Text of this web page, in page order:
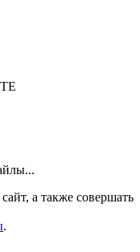
а также совершать
.